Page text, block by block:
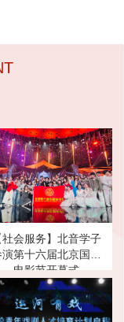
社会服务】北音学子
演第十六届北京国际
电影节开幕式